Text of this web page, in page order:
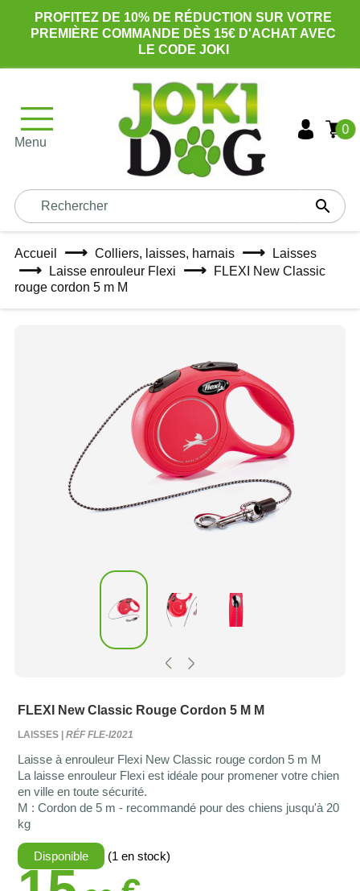
PROFITEZ DE 10% DE RÉDUCTION SUR VOTRE
PREMIÈRE COMMANDE DÈS 15€ D'ACHAT AVEC
LE CODE JOKI
Menu

0
Accueil Colliers, laisses, harnais
Laisses
Laisse enrouleur Flexi
FLEXI New Classic
rouge cordon 5 m M
FLEXI New Classic Rouge Cordon 5 M M
LAISSES | RÉF FLE-I2021
Laisse à enrouleur Flexi New Classic rouge cordon 5 m M
La laisse enrouleur Flexi est idéale pour promener votre chien
en ville en toute sécurité.
M : Cordon de 5 m - recommandé pour des chiens jusqu'à 20
kg
Disponible (1 en stock)